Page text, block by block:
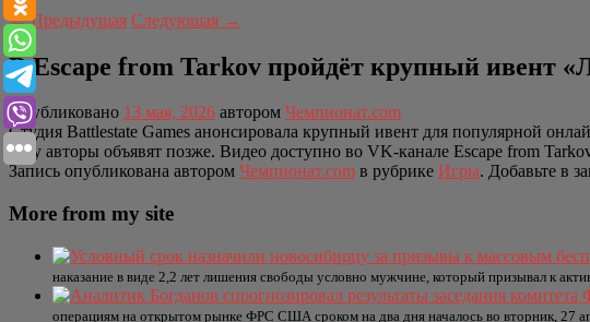
←Предыдущая Следующая →
В Escape from Tarkov пройдёт крупный ивент
Опубликовано 13 мая, 2026 автором Чемпионат.com
Студия Battlestate Games анонсировала крупный ивент для популярной
дату авторы объявят позже. Видео доступно во VK-канале Escape from
Запись опубликована автором Чемпионат.com в рубрике Игры. Добавьте в
More from my site
наказание в виде 2,2 лет лишения свободы условно мужчине, который призывал к
операциям на открытом рынке ФРС США сроком на два дня началось во вторник, 27